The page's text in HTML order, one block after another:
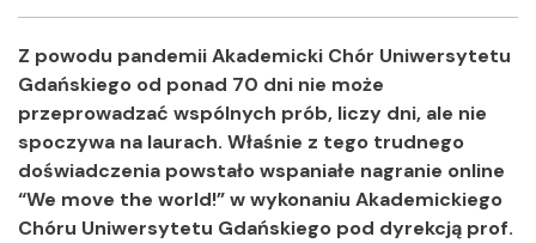
Facebook
Twitter
Z powodu pandemii Akademicki Chór Uniwersytetu
Gdańskiego od ponad 70 dni nie może
przeprowadzać wspólnych prób, liczy dni, ale nie
spoczywa na laurach. Właśnie z tego trudnego
doświadczenia powstało wspaniałe nagranie online
“We move the world!” w wykonaniu Akademickiego
Chóru Uniwersytetu Gdańskiego pod dyrekcją prof.